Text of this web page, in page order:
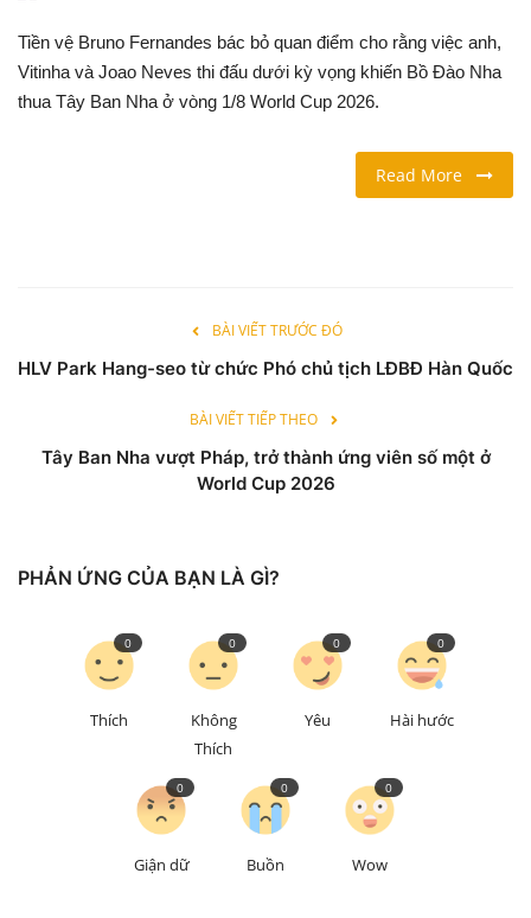
CÔNG NGHỆ
Ngôn ngữ
Vietnamese
Tiền vệ Bruno Fernandes bác bỏ quan điểm cho rằng việc anh,
Vitinha và Joao Neves thi đấu dưới kỳ vọng khiến Bồ Đào Nha
thua Tây Ban Nha ở vòng 1/8 World Cup 2026.
Read More
BÀI VIẾT TRƯỚC ĐÓ
HLV Park Hang-seo từ chức Phó chủ tịch LĐBĐ Hàn Quốc
BÀI VIẾT TIẾP THEO
Tây Ban Nha vượt Pháp, trở thành ứng viên số một ở
World Cup 2026
PHẢN ỨNG CỦA BẠN LÀ GÌ?
Thích
0
Không
Thích
0
Yêu
0
Hài hước
0
Giận dữ
0
Buồn
0
Wow
0